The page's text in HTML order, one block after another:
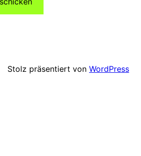
Stolz präsentiert von WordPress